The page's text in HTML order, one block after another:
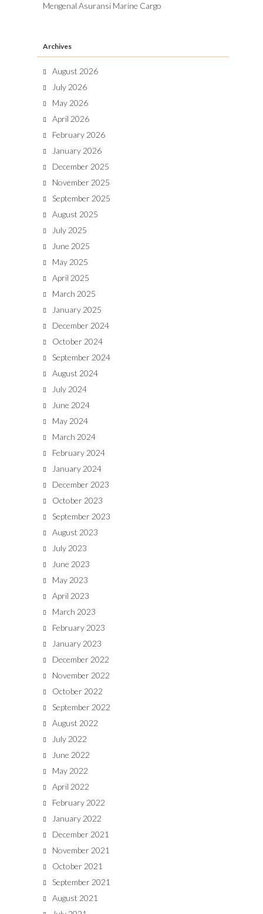
Mengenal Asuransi Marine Cargo
Archives
August 2026
July 2026
May 2026
April 2026
February 2026
January 2026
December 2025
November 2025
September 2025
August 2025
July 2025
June 2025
May 2025
April 2025
March 2025
January 2025
December 2024
October 2024
September 2024
August 2024
July 2024
June 2024
May 2024
March 2024
February 2024
January 2024
December 2023
October 2023
September 2023
August 2023
July 2023
June 2023
May 2023
April 2023
March 2023
February 2023
January 2023
December 2022
November 2022
October 2022
September 2022
August 2022
July 2022
June 2022
May 2022
April 2022
February 2022
January 2022
December 2021
November 2021
October 2021
September 2021
August 2021